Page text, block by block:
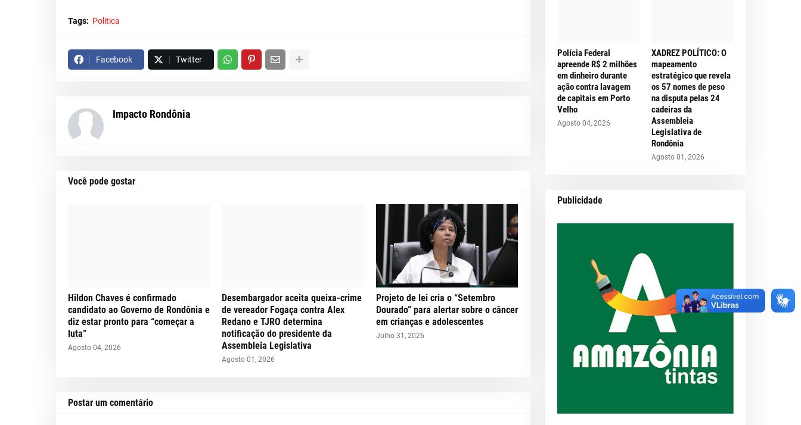
Tags: Politica
Facebook Twitter
Impacto Rondônia
Você pode gostar
Hildon Chaves é confirmado
candidato ao Governo de Rondônia e
diz estar pronto para “começar a
luta”
Agosto 04, 2026
Desembargador aceita queixa-crime
de vereador Fogaça contra Alex
Redano e TJRO determina
notificação do presidente da
Assembleia Legislativa
Agosto 01, 2026
Projeto de lei cria o “Setembro
Dourado” para alertar sobre o câncer
em crianças e adolescentes
Julho 31, 2026
Postar um comentário
Polícia Federal
apreende R$ 2 milhões
em dinheiro durante
ação contra lavagem
de capitais em Porto
Velho
Agosto 04, 2026
XADREZ POLÍTICO: O
mapeamento
estratégico que revela
os 57 nomes de peso
na disputa pelas 24
cadeiras da
Assembleia
Legislativa de
Rondônia
Agosto 01, 2026
Publicidade